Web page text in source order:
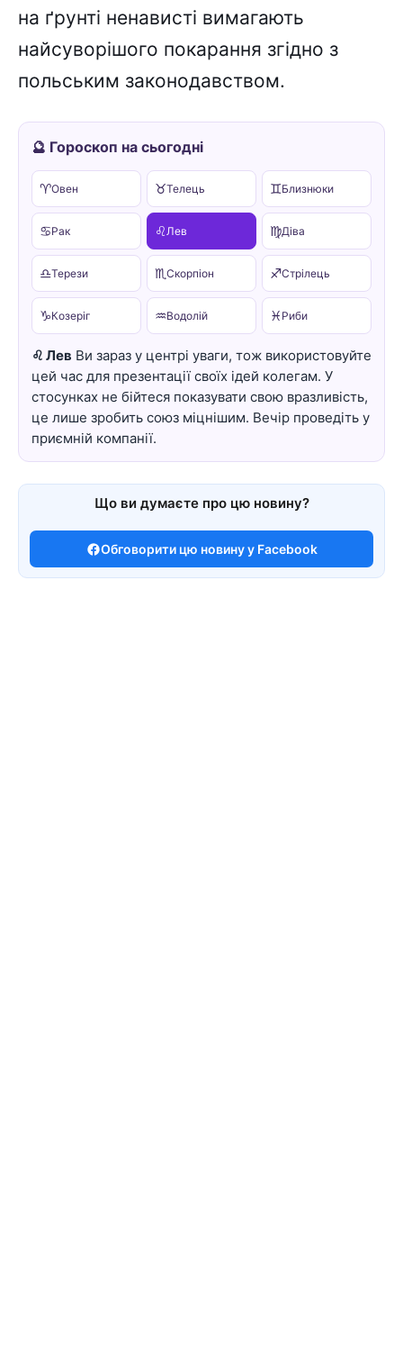
на ґрунті ненависті вимагають
найсуворішого покарання згідно з
польським законодавством.
🔮 Гороскоп на сьогодні
♈Овен ♉Телець ♊Близнюки
♋Рак ♌ Лев ♍Діва
♎Терези ♏Скорпіон ♐Стрілець
♑Козеріг ♒Водолій ♓ Риби
♌ Лев Ви зараз у центрі уваги, тож використовуйте
цей час для презентації своїх ідей колегам. У
стосунках не бійтеся показувати свою вразливість,
це лише зробить союз міцнішим. Вечір проведіть у
приємній компанії.
Що ви думаєте про цю новину?
Обговорити цю новину у Facebook